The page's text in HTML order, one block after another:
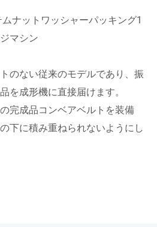
ナットワッシャーパッキング1
マシン
のない従来のモデルであり、振
を成形機に直接届けます。
完成品コンベアベルトを装備
下に積み重ねられないようにし